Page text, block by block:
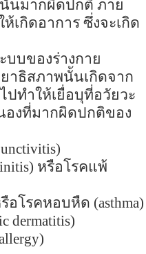
นมากผิดปกติ ภาย
เกิดอาการ ซึ่งจะเกิด
บของร่างกาย
าธิสภาพนั้นเกิดจาก
ทำให้เยื่อบุที่อวัยวะ
องที่มากผิดปกติของ
หรือโรคแพ้
อโรคหอบหืด (asthma)
dermatitis)